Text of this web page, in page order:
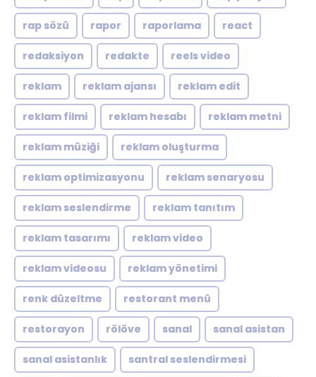
rap sözü rapor raporlama react
redaksiyon redakte reels video
reklam reklam ajansı reklam edit
reklam filmi reklam hesabı reklam metni
reklam müziği reklam oluşturma
reklam optimizasyonu reklam senaryosu
reklam seslendirme reklam tanıtım
reklam tasarımı reklam video
reklam videosu reklam yönetimi
renk düzeltme restorant menü
restorayon rölöve sanal sanal asistan
sanal asistanlık santral seslendirmesi